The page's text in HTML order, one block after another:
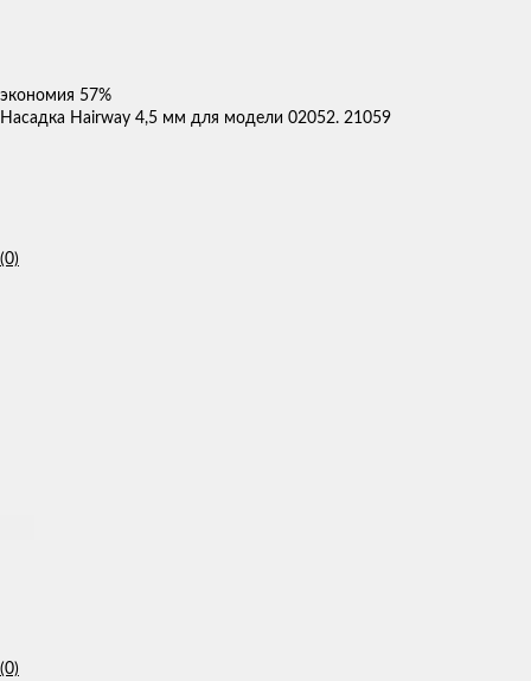
экономия 57%
Насадка Hairway 4,5 мм для модели 02052. 21059
(0)
(0)